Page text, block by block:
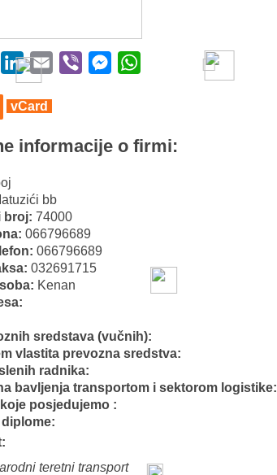
TwitterLinkedIn
Email Viber Messenger
vCard
informacije o firmi:
bb
broj: 74000
066796689
066796689
032691715
Kenan
sredstava (vučnih):
vlastita prevozna sredstva:
radnika:
bavljenja transportom i sektorom logistike:
posjedujemo :
diplome:
teretni transport